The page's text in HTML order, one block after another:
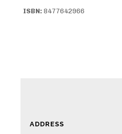
ISBN: 8477642966
ADDRESS